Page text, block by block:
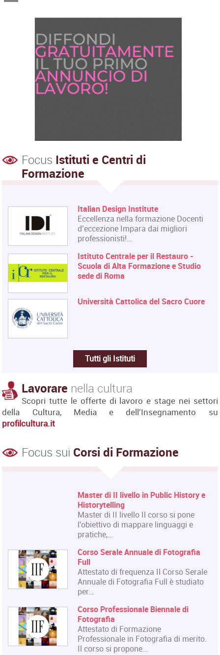
Focus Istituti e Centri di
Formazione
Italian Design Institute
Eccellenza nella formazione Docenti
d’eccezione Impara dai migliori
professionisti!…
Istituto Centrale per il Restauro -
Scuola di Alta Formazione e Studio
sede di Roma
Università Cattolica del Sacro Cuore
Tutti gli Istituti
Lavorare nella cultura
Scopri tutte le offerte di lavoro e stage nei settori
della Cultura, Media e dell'Insegnamento su
profilcultura.it
Focus sui Corsi di Formazione
Master di II livello in Public History e
Historytelling
Master di II livello Il corso si pone
l'obiettivo di mappare linguaggi e
pratiche,…
Corso Serale Annuale di Fotografia
Full
Attestato di frequenza Il Corso Serale
Annuale di Fotografia Full è studiato
per…
Corso Professionale Biennale di
Fotografia
Attestato di Formazione
Professionale in Fotografia di merito.
Il corso si propone…